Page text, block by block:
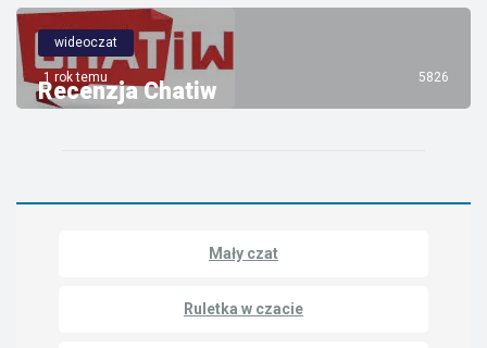
wideoczat
Recenzja Chatiw
1 rok temu 5826
Mały czat
Ruletka w czacie